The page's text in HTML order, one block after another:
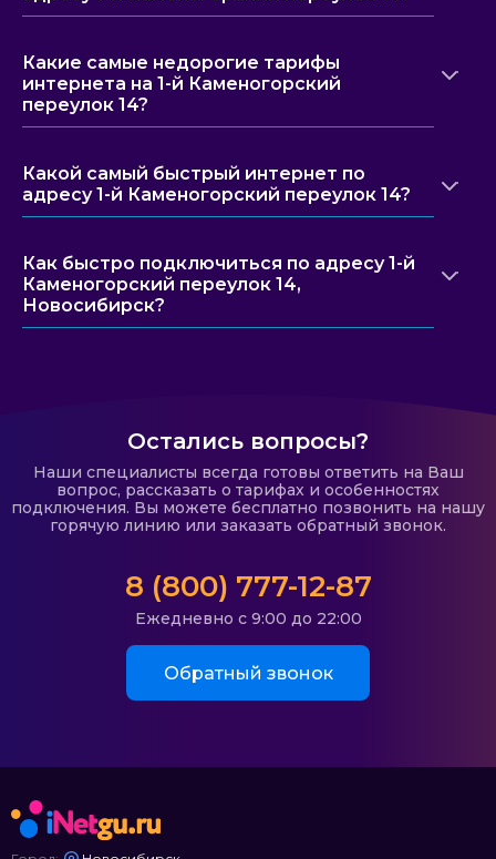
Какие самые недорогие тарифы
интернета на 1-й Каменогорский
переулок 14?
Какой самый быстрый интернет по
адресу 1-й Каменогорский переулок 14?
Как быстро подключиться по адресу 1-й
Каменогорский переулок 14,
Новосибирск?
Остались вопросы?
Наши специалисты всегда готовы ответить на Ваш
вопрос, рассказать о тарифах и особенностях
подключения. Вы можете бесплатно позвонить на нашу
горячую линию или заказать обратный звонок.
8 (800) 777-12-87
Ежедневно с 9:00 до 22:00
Обратный звонок